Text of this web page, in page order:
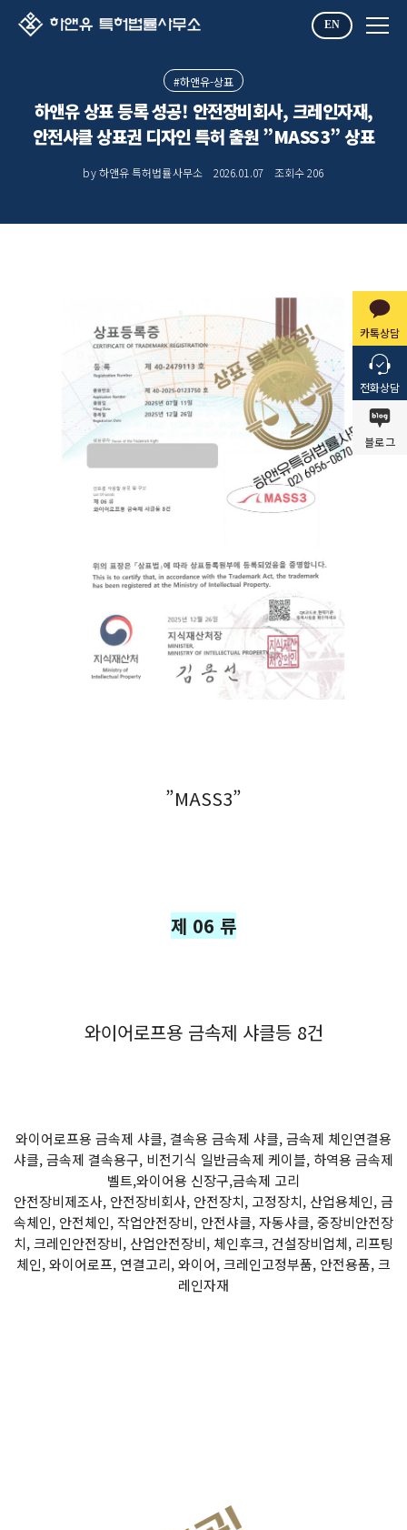
EN
카톡상담
전화상담
블로그
#하앤유-상표
하앤유 상표 등록 성공! 안전장비회사, 크레인자재,
안전샤클 상표권 디자인 특허 출원 ”MASS3” 상표
by 하앤유 특허법률사무소 2026.01.07 조회수206
”MASS3”
제 06 류
와이어로프용 금속제 샤클등 8건
와이어로프용 금속제 샤클, 결속용 금속제 샤클, 금속제 체인연결용
샤클, 금속제 결속용구, 비전기식 일반금속제 케이블, 하역용 금속제
벨트,와이어용 신장구,금속제 고리
안전장비제조사, 안전장비회사, 안전장치, 고정장치, 산업용체인, 금
속체인, 안전체인, 작업안전장비, 안전샤클, 자동샤클, 중장비안전장
치, 크레인안전장비, 산업안전장비, 체인후크, 건설장비업체, 리프팅
체인, 와이어로프, 연결고리, 와이어, 크레인고정부품, 안전용품, 크
레인자재